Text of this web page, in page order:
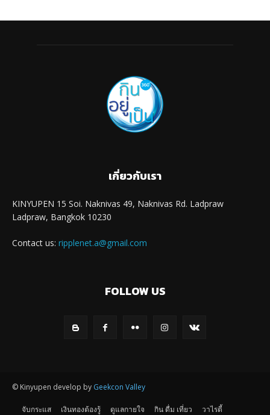
เกี่ยวกับเรา
KINYUPEN 15 Soi. Naknivas 49, Naknivas Rd. Ladpraw
Ladpraw, Bangkok 10230
Contact us: ripplenet.a@gmail.com
FOLLOW US
© Kinyupen develop by Geekcon Valley
จับกระแส เงินทองต้องรู้ ดูแลกายใจ กิน ดื่ม เที่ยว วาไรตี้